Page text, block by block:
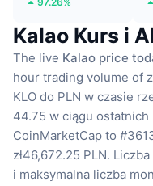
Kalao Kurs i
The live Kalao price
hour trading volume of
KLO do PLN w czasie
44.75 w ciągu ostatnich
CoinMarketCap to
zł46,672.25 PLN.
i maksymalna liczba